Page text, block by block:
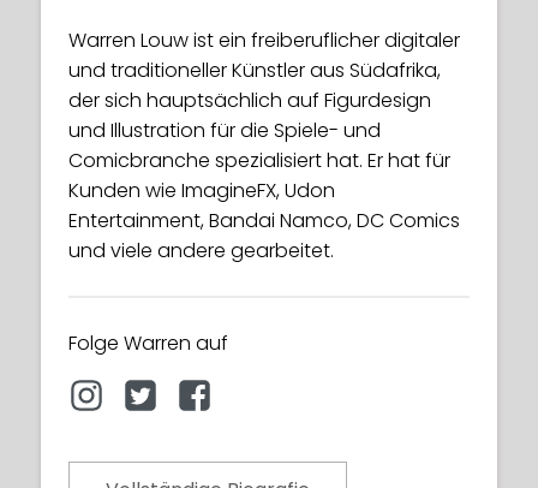
Warren Louw ist ein freiberuflicher digitaler
und traditioneller Künstler aus Südafrika,
der sich hauptsächlich auf Figurdesign
und Illustration für die Spiele- und
Comicbranche spezialisiert hat. Er hat für
Kunden wie ImagineFX, Udon
Entertainment, Bandai Namco, DC Comics
und viele andere gearbeitet.
Folge Warren auf